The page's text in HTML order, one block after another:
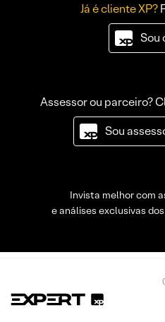
Já é cliente XP?
Sou
Assessor ou parceiro?
Sou
Invista melhor com
e análises exclusivas